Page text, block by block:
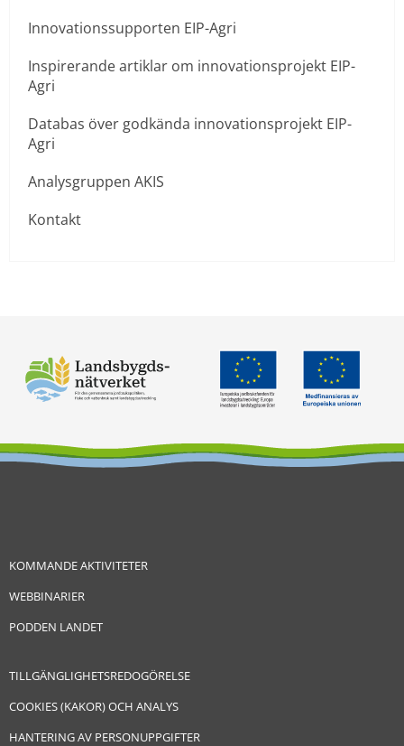
Innovationssupporten EIP-Agri
Inspirerande artiklar om innovationsprojekt EIP-
Agri
Databas över godkända innovationsprojekt EIP-
Agri
Analysgruppen AKIS
Kontakt
KOMMANDE AKTIVITETER
WEBBINARIER
PODDEN LANDET
TILLGÄNGLIGHETSREDOGÖRELSE
COOKIES (KAKOR) OCH ANALYS
HANTERING AV PERSONUPPGIFTER